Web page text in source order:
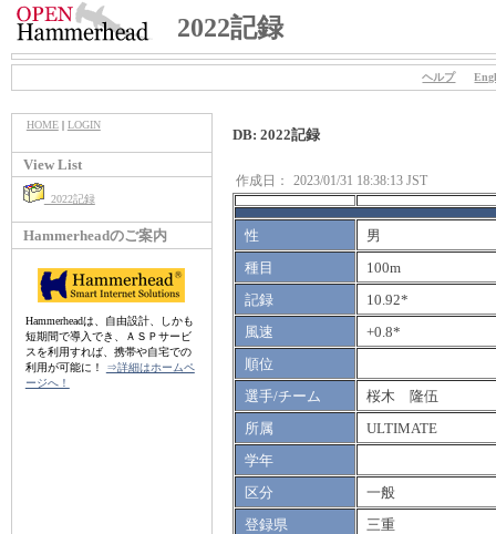
2022記録
ヘルプ
HOME| LOGIN
View List
2022記録
Hammerheadのご案内
Hammerheadは、自由設計、しかも
短期間で導入でき、ＡＳＰサービ
スを利用すれば、携帯や自宅での
利用が可能に！
⇒詳細はホームペ
ージへ！
DB: 2022記録
作成日： 2023/01/31 18:38:13 JST
性
男
種目
100m
記録
10.92*
風速
+0.8*
順位
選手/チーム
桜木 隆伍
所属
ULTIMATE
学年
区分
一般
登録県
三重